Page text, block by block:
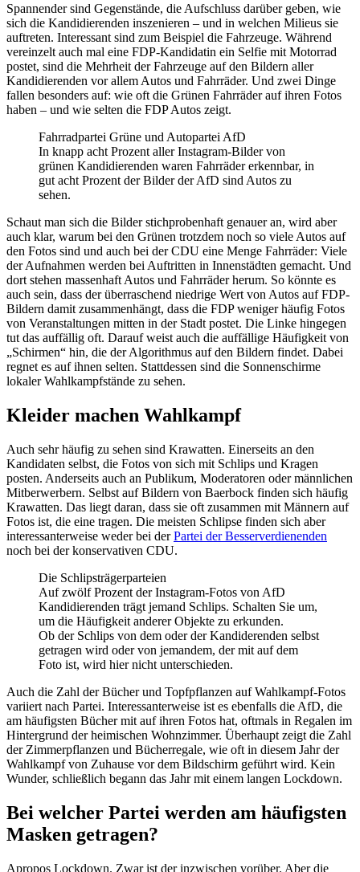
Spannender sind Gegenstände, die Aufschluss darüber geben, wie
sich die Kandidierenden inszenieren – und in welchen Milieus sie
auftreten. Interessant sind zum Beispiel die Fahrzeuge. Während
vereinzelt auch mal eine FDP-Kandidatin ein Selfie mit Motorrad
postet, sind die Mehrheit der Fahrzeuge auf den Bildern aller
Kandidierenden vor allem Autos und Fahrräder. Und zwei Dinge
fallen besonders auf: wie oft die Grünen Fahrräder auf ihren Fotos
haben – und wie selten die FDP Autos zeigt.
Fahrradpartei Grüne und Autopartei AfD
In knapp acht Prozent aller Instagram-Bilder von
grünen Kandidierenden waren Fahrräder erkennbar, in
gut acht Prozent der Bilder der AfD sind Autos zu
sehen.
Schaut man sich die Bilder stichprobenhaft genauer an, wird aber
auch klar, warum bei den Grünen trotzdem noch so viele Autos auf
den Fotos sind und auch bei der CDU eine Menge Fahrräder: Viele
der Aufnahmen werden bei Auftritten in Innenstädten gemacht. Und
dort stehen massenhaft Autos und Fahrräder herum. So könnte es
auch sein, dass der überraschend niedrige Wert von Autos auf FDP-
Bildern damit zusammenhängt, dass die FDP weniger häufig Fotos
von Veranstaltungen mitten in der Stadt postet. Die Linke hingegen
tut das auffällig oft. Darauf weist auch die auffällige Häufigkeit von
„Schirmen“ hin, die der Algorithmus auf den Bildern findet. Dabei
regnet es auf ihnen selten. Stattdessen sind die Sonnenschirme
lokaler Wahlkampfstände zu sehen.
Kleider machen Wahlkampf
Auch sehr häufig zu sehen sind Krawatten. Einerseits an den
Kandidaten selbst, die Fotos von sich mit Schlips und Kragen
posten. Anderseits auch an Publikum, Moderatoren oder männlichen
Mitberwerbern. Selbst auf Bildern von Baerbock finden sich häufig
Krawatten. Das liegt daran, dass sie oft zusammen mit Männern auf
Fotos ist, die eine tragen. Die meisten Schlipse finden sich aber
interessanterweise weder bei derPartei der Besserverdienenden
noch bei der konservativen CDU.
Die Schlipsträgerparteien
Auf zwölf Prozent der Instagram-Fotos von AfD
Kandidierenden trägt jemand Schlips. Schalten Sie um,
um die Häufigkeit anderer Objekte zu erkunden.
Ob der Schlips von dem oder der Kandiderenden selbst
getragen wird oder von jemandem, der mit auf dem
Foto ist, wird hier nicht unterschieden.
Auch die Zahl der Bücher und Topfpflanzen auf Wahlkampf-Fotos
variiert nach Partei. Interessanterweise ist es ebenfalls die AfD, die
am häufigsten Bücher mit auf ihren Fotos hat, oftmals in Regalen im
Hintergrund der heimischen Wohnzimmer. Überhaupt zeigt die Zahl
der Zimmerpflanzen und Bücherregale, wie oft in diesem Jahr der
Wahlkampf von Zuhause vor dem Bildschirm geführt wird. Kein
Wunder, schließlich begann das Jahr mit einem langen Lockdown.
Bei welcher Partei werden am häufigsten
Masken getragen?
Apropos Lockdown. Zwar ist der inzwischen vorüber. Aber die